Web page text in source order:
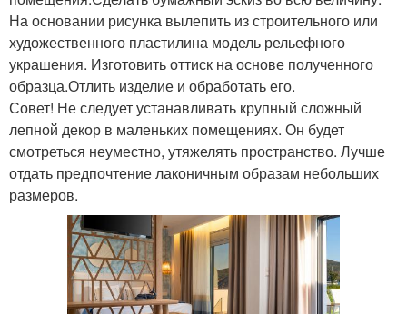
На основании рисунка вылепить из строительного или
художественного пластилина модель рельефного
украшения. Изготовить оттиск на основе полученного
образца.Отлить изделие и обработать его.
Совет! Не следует устанавливать крупный сложный
лепной декор в маленьких помещениях. Он будет
смотреться неуместно, утяжелять пространство. Лучше
отдать предпочтение лаконичным образам небольших
размеров.